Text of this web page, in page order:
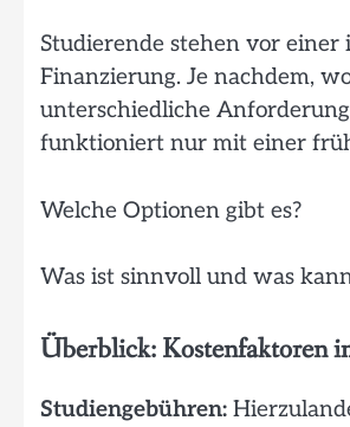
Studierende stehen vor
Finanzierung. Je nachdem,
unterschiedliche
funktioniert nur mit einer
Welche Optionen gibt es?
Was ist sinnvoll und was
Überblick: Kostenfaktoren
Studiengebühren: